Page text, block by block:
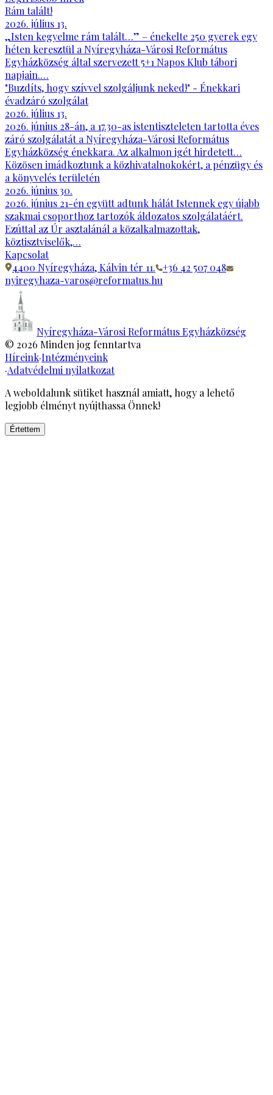
Rám talált!
2026. július 13.
„Isten kegyelme rám talált…” – énekelte 250 gyerek egy
héten keresztül a Nyíregyháza-Városi Református
Egyházközség által szervezett 5+1 Napos Klub tábori
napjain.…
"Buzdíts, hogy szívvel szolgáljunk neked!" - Énekkari
évadzáró szolgálat
2026. július 13.
2026. június 28-án, a 17.30-as istentiszteleten tartotta éves
záró szolgálatát a Nyíregyháza-Városi Református
Egyházközség énekkara. Az alkalmon igét hirdetett…
Közösen imádkoztunk a közhivatalnokokért, a pénzügy és
a könyvelés területén
2026. június 30.
2026. június 21-én együtt adtunk hálát Istennek egy újabb
szakmai csoporthoz tartozók áldozatos szolgálatáért.
Ezúttal az Úr asztalánál a közalkalmazottak,
köztisztviselők,…
Kapcsolat
4400 Nyíregyháza, Kálvin tér 11.
+36 42 507 048
nyiregyhaza-varos@reformatus.hu
Nyíregyháza-Városi Református Egyházközség
© 2026 Minden jog fenntartva
Híreink·Intézményeink
·Adatvédelmi nyilatkozat
A weboldalunk sütiket használ amiatt, hogy a lehető
legjobb élményt nyújthassa Önnek!
Értettem